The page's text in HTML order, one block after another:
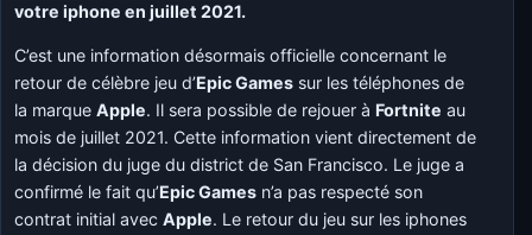
votre iphone en juillet 2021.
C’est une information désormais officielle concernant le
retour de célèbre jeu d’Epic Games sur les téléphones de
la marqueApple. Il sera possible de rejouer à Fortnite au
mois de juillet 2021. Cette information vient directement de
la décision du juge du district de San Francisco. Le juge a
confirmé le fait qu’Epic Games n’a pas respecté son
contrat initial avecApple. Le retour du jeu sur les iphones